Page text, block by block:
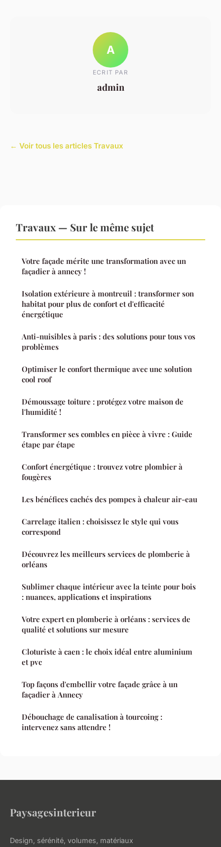
A
ECRIT PAR
admin
← Voir tous les articles Travaux
Travaux — Sur le même sujet
Votre façade mérite une transformation avec un
façadier à annecy !
Isolation extérieure à montreuil : transformer son
habitat pour plus de confort et d'efficacité
énergétique
Anti-nuisibles à paris : des solutions pour tous vos
problèmes
Optimiser le confort thermique avec une solution
cool roof
Démoussage toiture : protégez votre maison de
l'humidité !
Transformer ses combles en pièce à vivre : Guide
étape par étape
Confort énergétique : trouvez votre plombier à
fougères
Les bénéfices cachés des pompes à chaleur air-eau
Carrelage italien : choisissez le style qui vous
correspond
Découvrez les meilleurs services de plomberie à
orléans
Sublimer chaque intérieur avec la teinte pour bois
: nuances, applications et inspirations
Votre expert en plomberie à orléans : services de
qualité et solutions sur mesure
Cloturiste à caen : le choix idéal entre aluminium
et pvc
Top façons d'embellir votre façade grâce à un
façadier à Annecy
Débouchage de canalisation à tourcoing :
intervenez sans attendre !
Paysagesinterieur
Design, sérénité, volumes, matériaux